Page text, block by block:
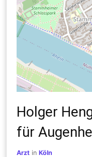
Holger
für
Arzt inKöln